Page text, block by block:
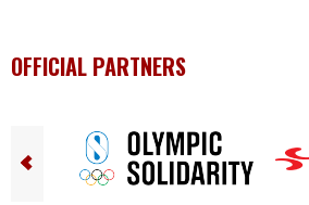
OFFICIAL PARTNERS